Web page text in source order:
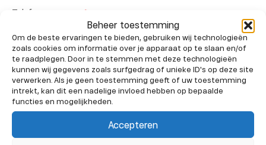
Beheer toestemming
Om de beste ervaringen te bieden, gebruiken wij technologieën
zoals cookies om informatie over je apparaat op te slaan en/of
te raadplegen. Door in te stemmen met deze technologieën
kunnen wij gegevens zoals surfgedrag of unieke ID's op deze site
verwerken. Als je geen toestemming geeft of uw toestemming
intrekt, kan dit een nadelige invloed hebben op bepaalde
functies en mogelijkheden.
Accepteren
Telefoonnummer
E-mail
Bericht